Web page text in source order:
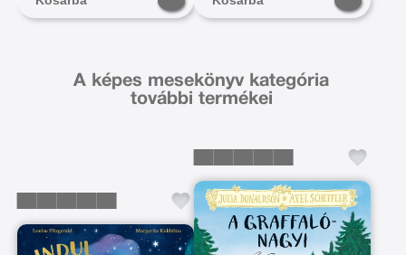
A képes mesekönyv kategória
további termékei